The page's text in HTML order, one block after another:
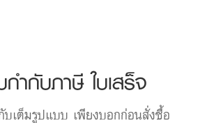
ำกับภาษี ใบเสร็จ
บเต็มรูปแบบ เพียงบอกก่อนสั่งซื้อ